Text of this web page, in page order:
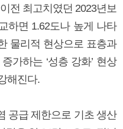
전 최고치였던 2023년보
하면 1.62도나 높게 나타
물리적 현상으로 표층과
가하는 ‘성층 강화’ 현상
해진다.
공급 제한으로 기초 생산